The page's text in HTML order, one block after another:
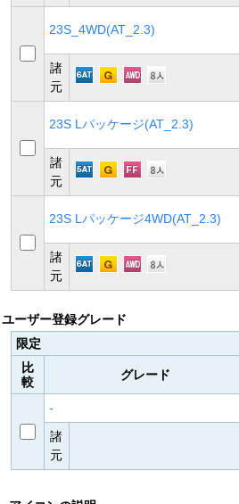
23S_4WD(AT_2.3)
諸
元
23S Lパッケージ(AT_2.3)
諸
元
23S Lパッケージ4WD(AT_2.3)
諸
元
ユーザー登録グレード
限定
比
較
グレード
-
諸
元